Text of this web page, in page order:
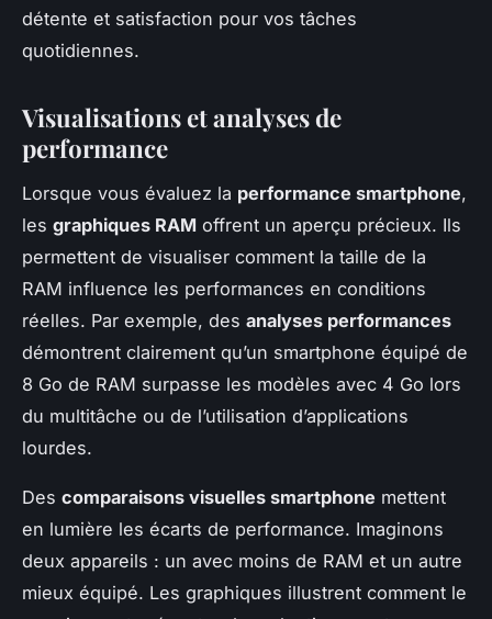
détente et satisfaction pour vos tâches
quotidiennes.
Visualisations et analyses de
performance
Lorsque vous évaluez la performance smartphone,
les graphiques RAM offrent un aperçu précieux. Ils
permettent de visualiser comment la taille de la
RAM influence les performances en conditions
réelles. Par exemple, des analyses performances
démontrent clairement qu’un smartphone équipé de
8 Go de RAM surpasse les modèles avec 4 Go lors
du multitâche ou de l’utilisation d’applications
lourdes.
Des comparaisons visuelles smartphone mettent
en lumière les écarts de performance. Imaginons
deux appareils : un avec moins de RAM et un autre
mieux équipé. Les graphiques illustrent comment le